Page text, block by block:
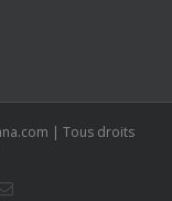
| Tous droits
Email